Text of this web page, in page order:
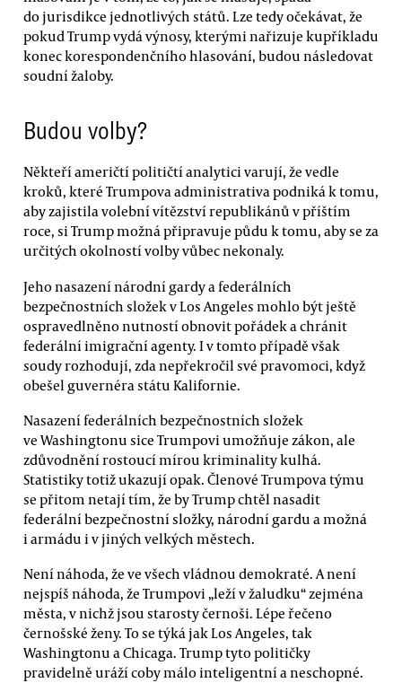
do jurisdikce jednotlivých států. Lze tedy očekávat, že
pokud Trump vydá výnosy, kterými nařizuje kupříkladu
konec korespondenčního hlasování, budou následovat
soudní žaloby.
Budou volby?
Někteří američtí političtí analytici varují, že vedle
kroků, které Trumpova administrativa podniká k tomu,
aby zajistila volební vítězství republikánů v příštím
roce, si Trump možná připravuje půdu k tomu, aby se za
určitých okolností volby vůbec nekonaly.
Jeho nasazení národní gardy a federálních
bezpečnostních složek v Los Angeles mohlo být ještě
ospravedlněno nutností obnovit pořádek a chránit
federální imigrační agenty. I v tomto případě však
soudy rozhodují, zda nepřekročil své pravomoci, když
obešel guvernéra státu Kalifornie.
Nasazení federálních bezpečnostních složek
ve Washingtonu sice Trumpovi umožňuje zákon, ale
zdůvodnění rostoucí mírou kriminality kulhá.
Statistiky totiž ukazují opak. Členové Trumpova týmu
se přitom netají tím, že by Trump chtěl nasadit
federální bezpečnostní složky, národní gardu a možná
i armádu i v jiných velkých městech.
Není náhoda, že ve všech vládnou demokraté. A není
nejspíš náhoda, že Trumpovi „leží v žaludku“ zejména
města, v nichž jsou starosty černoši. Lépe řečeno
černošské ženy. To se týká jak Los Angeles, tak
Washingtonu a Chicaga. Trump tyto političky
pravidelně uráží coby málo inteligentní a neschopné.